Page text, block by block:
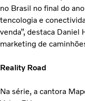
no Brasil no final do
tencologia e
venda”, destaca
marketing de
Reality Road
Na série, a cantora